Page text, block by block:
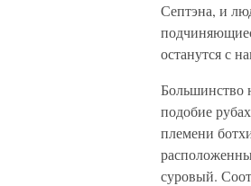
Септэна, и
останутся с
Большинство
подобие
племени
суровый.